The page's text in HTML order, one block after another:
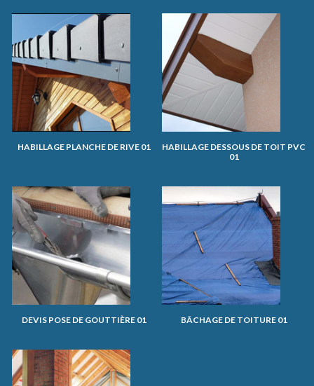
HABILLAGE PLANCHE DE RIVE 01
HABILLAGE DESSOUS DE TOIT PVC
01
DEVIS POSE DE GOUTTIÈRE 01 BÂCHAGE DE TOITURE 01